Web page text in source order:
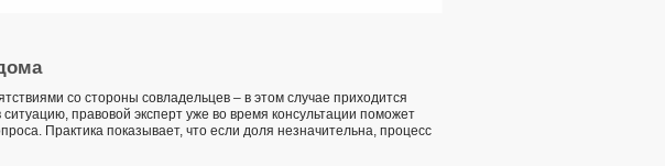
со стороны совладельцев – в этом случае приходится
правовой эксперт уже во время консультации поможет
Практика показывает, что если доля незначительна, процесс